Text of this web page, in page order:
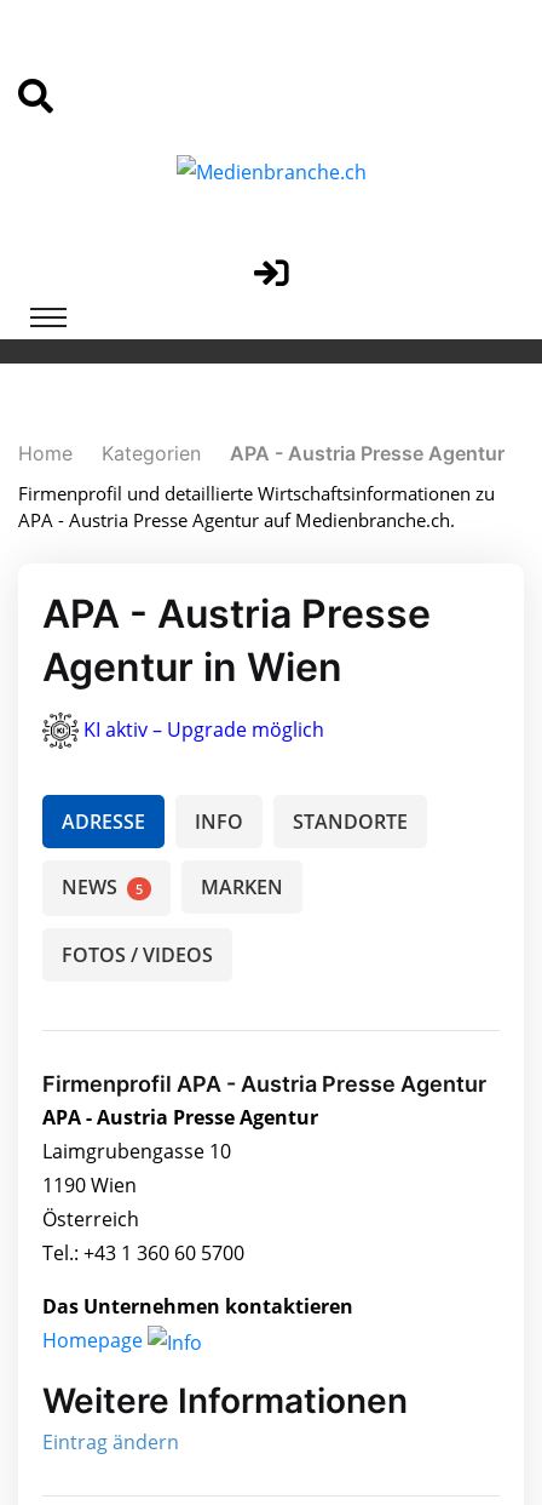
Home Kategorien
APA - Austria Presse Agentur
Firmenprofil und detaillierte Wirtschaftsinformationen zu
APA - Austria Presse Agentur auf Medienbranche.ch.
APA - Austria Presse
Agentur in Wien
KI aktiv – Upgrade möglich
ADRESSE INFO STANDORTE
NEWS 5 MARKEN
FOTOS / VIDEOS
Firmenprofil APA - Austria Presse Agentur
APA - Austria Presse Agentur
Laimgrubengasse 10
1190 Wien
Österreich
Tel.: +43 1 360 60 5700
Das Unternehmen kontaktieren
Homepage
Weitere Informationen
Eintrag ändern